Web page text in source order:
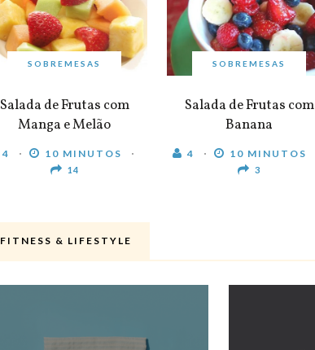
SOBREMESAS
Salada de Frutas com
Manga e Melão
4 10 MINUTOS
14
SOBREMESAS
Salada de Frutas com
Banana
4 10 MINUTOS
3
FITNESS & LIFESTYLE